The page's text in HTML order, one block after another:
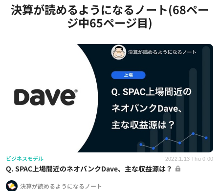
決算が読めるようになるノート(68ペー
ジ中65ページ目)
ビジネスモデル 2022.1.13 Thu 0:00
Q. SPAC上場間近のネオバンクDave、主な収益源は？
決算が読めるようになるノート